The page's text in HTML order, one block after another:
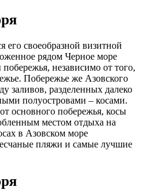
его своеобразной визитной
рядом Черное море
независимо от того,
Побережье же Азовского
заливов, разделенных далеко
полуостровами – косами.
основного побережья, косы
местом отдыха на
в Азовском море
пляжи и самые лучшие